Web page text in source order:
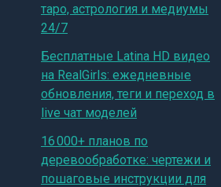
таро, астрология и медиумы
24/7
Бесплатные Latina HD видео
на RealGirls: ежедневные
обновления, теги и переход в
live чат моделей
16 000+ планов по
деревообработке: чертежи и
пошаговые инструкции для